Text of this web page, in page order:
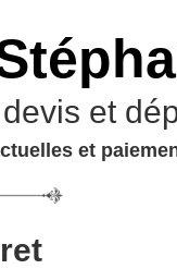
et
et